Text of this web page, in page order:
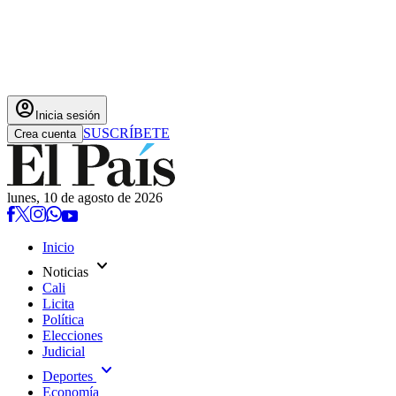
account_circle Inicia sesión
Crea cuenta SUSCRÍBETE
lunes, 10 de agosto de 2026
Inicio
Noticias expand_more
Cali
Licita
Política
Elecciones
Judicial
Deportes expand_more
Economía